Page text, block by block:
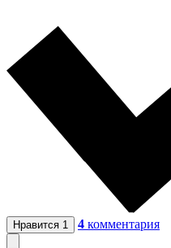
Нравится 1 4 комментария